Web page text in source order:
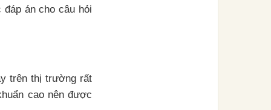
án cho câu hỏi
trên thị trường rất
cao nên được